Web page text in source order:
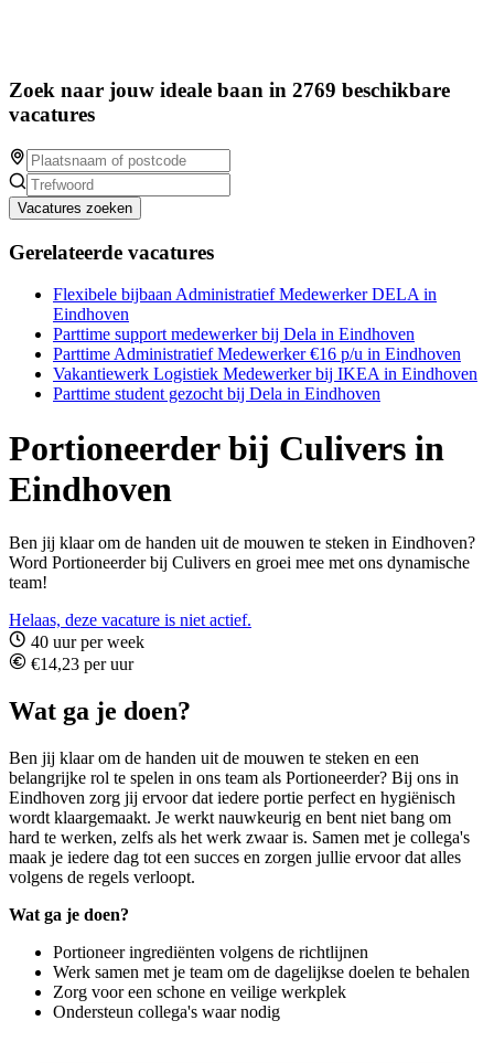
Zoek naar jouw ideale baan in 2769 beschikbare
vacatures
Vacatures zoeken
Gerelateerde vacatures
Flexibele bijbaan Administratief Medewerker DELA in
Eindhoven
Parttime support medewerker bij Dela in Eindhoven
Parttime Administratief Medewerker €16 p/u in Eindhoven
Vakantiewerk Logistiek Medewerker bij IKEA in Eindhoven
Parttime student gezocht bij Dela in Eindhoven
Portioneerder bij Culivers in
Eindhoven
Ben jij klaar om de handen uit de mouwen te steken in Eindhoven?
Word Portioneerder bij Culivers en groei mee met ons dynamische
team!
Helaas, deze vacature is niet actief.
40 uur per week
€14,23 per uur
Wat ga je doen?
Ben jij klaar om de handen uit de mouwen te steken en een
belangrijke rol te spelen in ons team als Portioneerder? Bij ons in
Eindhoven zorg jij ervoor dat iedere portie perfect en hygiënisch
wordt klaargemaakt. Je werkt nauwkeurig en bent niet bang om
hard te werken, zelfs als het werk zwaar is. Samen met je collega's
maak je iedere dag tot een succes en zorgen jullie ervoor dat alles
volgens de regels verloopt.
Wat ga je doen?
Portioneer ingrediënten volgens de richtlijnen
Werk samen met je team om de dagelijkse doelen te behalen
Zorg voor een schone en veilige werkplek
Ondersteun collega's waar nodig